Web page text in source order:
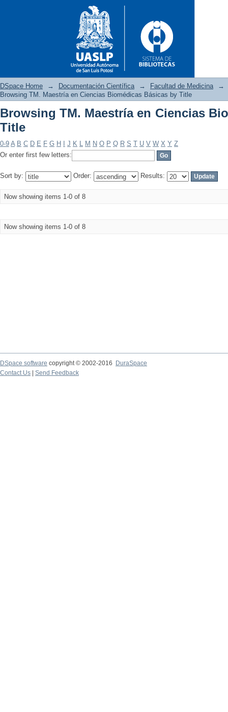
Browsing TM. Maestría en
DSpace Home → Documentación Científica → Facultad de Medicina
→
Browsing TM. Maestría en Ciencias Biomédicas Básicas by Title
Browsing TM. Maestría en Ciencias
Title
0-9 A B C D E F G H J K L M N O P Q R S T U V W X Y Z
Or enter first few letters:
Sort by: Order: Results:
Now showing items 1-0 of 8
Now showing items 1-0 of 8
DSpace software copyright © 2002-2016
DuraSpace
Contact Us
Send Feedback